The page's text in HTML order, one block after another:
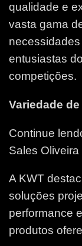
qualidade e
vasta gama
entusiastas
competições.
Variedade
Continue
Sales Oliveira
A KWT
soluções
performance
produtos